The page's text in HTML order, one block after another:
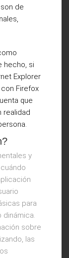
de
hecho, si
Explorer
Firefox
que
realidad
y
para
dinámica.
sobre
las